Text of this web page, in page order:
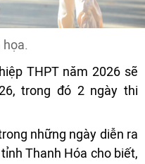
họa.
THPT năm 2026 sẽ
trong đó 2 ngày thi
những ngày diễn ra
Thanh Hóa cho biết,